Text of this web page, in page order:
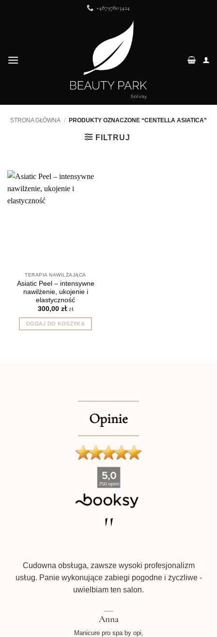
+48797803424
STRONA GŁÓWNA / PRODUKTY OZNACZONE “CENTELLA ASIATICA”
FILTRUJ
TERAPIA NAWILŻAJĄCA
Asiatic Peel – intensywne
nawilżenie, ukojenie i
elastyczność
300,00 zł zł
DODAJ DO KOSZYKA
Opinie
''
Cudowna obsługa, zawsze wysoki profesjonalizm
usług. Panie wykonujące zabiegi pogodne i życzliwe -
uwielbiam ten salon.
Anna
Manicure pro spa by opi,